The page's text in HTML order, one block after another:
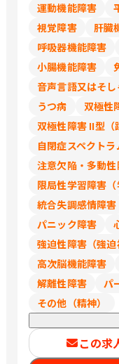
運動機能障害
視覚障害
肝臓
呼吸器機能障害
小腸機能障害
音声言語又はそ
うつ病
双極性
双極性障害 II型（
注意欠陥・多動性
限局性学習障害（
統合失調感情障害
パニック障害
強迫性障害（強迫
高次脳機能障害
解離性障害
パ
その他（精神）
この求